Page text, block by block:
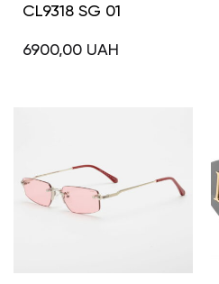
CL9318 SG 01
6900,00 UAH